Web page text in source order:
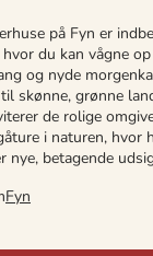
på Fyn er
hvor du kan vågne
og nyde
skønne, grønne
de rolige
i naturen, hvor
nye, betagende
Fyn